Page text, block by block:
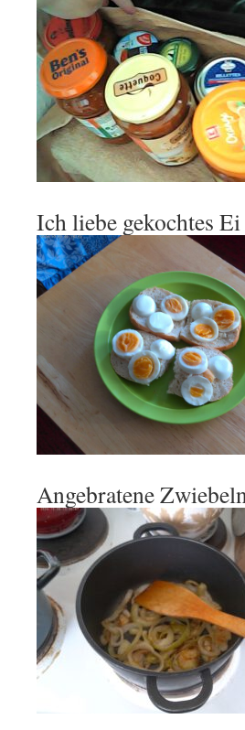
Ich liebe gekochtes
Angebratene